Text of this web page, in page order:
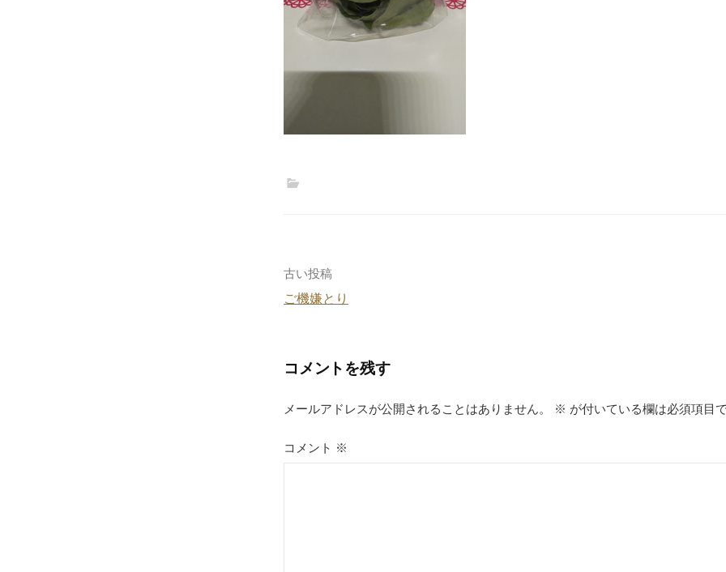
投
稿
ビ
ゲ
ー
古い投稿
ご機嫌とり
コメントを残す
メールアドレスが公開されることはありません。 ※ が付いている欄は必須項目
コメント ※